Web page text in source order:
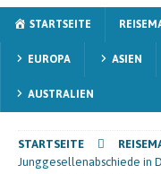
STARTSEITE
EUROPA ASIEN
AUSTRALIEN
STARTSEITE
Junggesellenabschiede in